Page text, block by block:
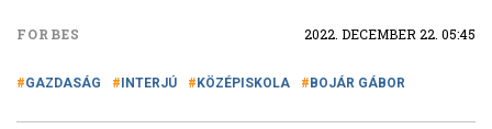
FORBES 2022. DECEMBER 22. 05:45
GAZDASÁG INTERJÚ KÖZÉPISKOLA BOJÁR GÁBOR